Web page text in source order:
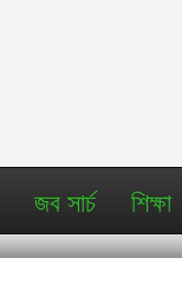
জব সার্চ শিক্ষা